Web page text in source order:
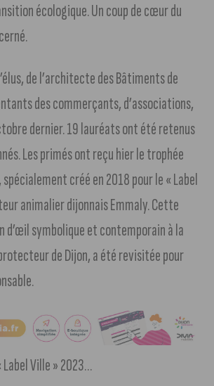
écologique. Un coup de cœur du
de l’architecte des Bâtiments de
des commerçants, d’associations,
dernier. 19 lauréats ont été retenus
Les primés ont reçu hier le trophée
créé en 2018 pour le « Label
animalier dijonnais Emmaly. Cette
d’œil symbolique et contemporain à la
de Dijon, a été revisitée pour
Ville » 2023…